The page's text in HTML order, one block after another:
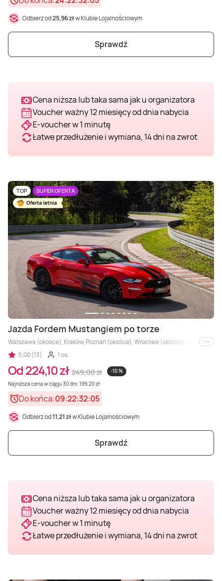
Weekend w SPA
Mazury
Masaż klasyczny
Masaż pleców
Masaż Shiatsu
Masaż Antycellulitowy
Masaż czekoladą
Masaż Karku
Masaż orientalny
Pojazdy specjalne
Jazda po torze
Pojazdy militarne
Fitness
Sporty zimowe
Tenis
Kurs żeglarski
Kurs motorowodny
Odbierz od25,96 złw Klubie Lojalnościowym
Sprawdź
Cena niższa lub taka sama jak u organizatora
Voucher ważny 12 miesięcy od dnia nabycia
E-voucher w 1 minutę
Łatwe przedłużenie i wymiana, 14 dni na zwrot
TOP SUPER OFERTA
Jazda Fordem Mustangiem po torze
Warszawa (okolice), Kraków, Poznań (okolice), Wrocław (okolice), Łódź, Kielce,
i inne
5,00 (13)
1 os.
Od 224,10 zł 249,00 zł
-10 %
Najniższa cena w ciągu 30 dni: 199,20 zł
Do końca:09:22:32:03
Odbierz od11,21 złw Klubie Lojalnościowym
Sprawdź
Cena niższa lub taka sama jak u organizatora
Voucher ważny 12 miesięcy od dnia nabycia
E-voucher w 1 minutę
Łatwe przedłużenie i wymiana, 14 dni na zwrot